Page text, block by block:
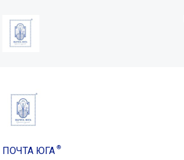
ПОЧТА ЮГА ®